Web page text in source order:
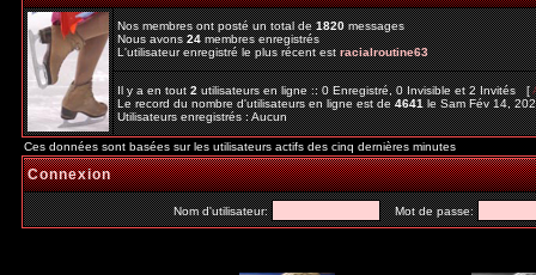
Nos membres ont posté un total de1820messages
Nous avons24membres enregistrés
L'utilisateur enregistré le plus récent estracialroutine63
Il y a en tout2utilisateurs en ligne :: 0 Enregistré, 0 Invisible et 2 Invités [
Le record du nombre d'utilisateurs en ligne est de4641le Sam Fév 14,
Utilisateurs enregistrés : Aucun
Ces données sont basées sur les utilisateurs actifs des cinq dernières minutes
Connexion
Nom d'utilisateur: Mot de passe: